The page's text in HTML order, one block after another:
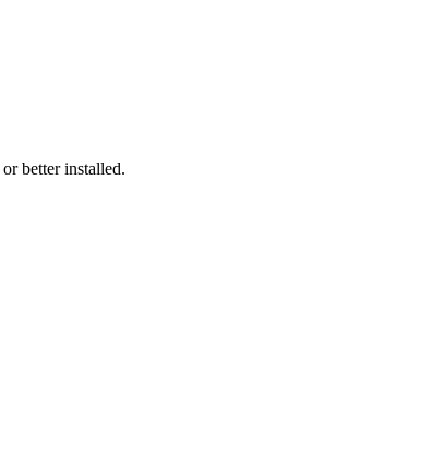
or better installed.